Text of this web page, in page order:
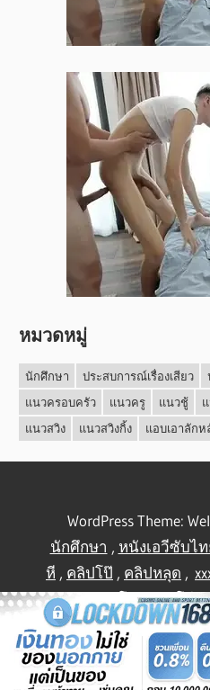
หมวดหมู่
นักศึกษา ประสบการณ์เรื่องเสียว
แนวครอบครัว
แนวครู แนวชู้
แนวสวิง
แนวสวิงกิ้ง แอบเอาลักห
WordPress Theme:
นักศึกษา , หนังเอวีซับไ
หี , คลิปโป๊ , คลิปหลุด ,
บ้าน ,คลิปโป้ ,คลิปโป๊,
หลุดไ